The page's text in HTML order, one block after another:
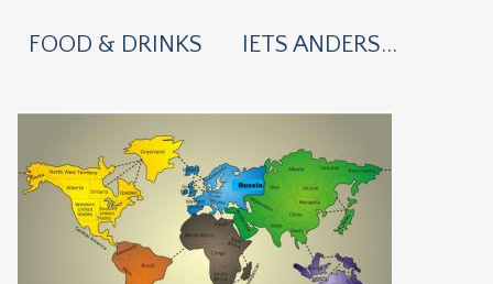
FOOD & DRINKS IETS ANDERS...